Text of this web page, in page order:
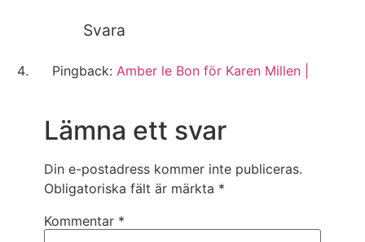
Svara
Pingback: Amber le Bon för Karen Millen |
Lämna ett svar
Din e-postadress kommer inte publiceras.
Obligatoriska fält är märkta *
Kommentar *